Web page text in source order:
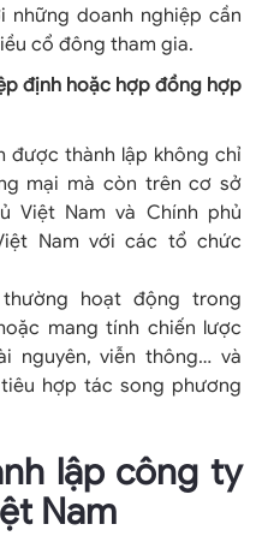
những doanh nghiệp cần
cổ đông tham gia.
định hoặc hợp đồng hợp
được thành lập không chỉ
mại mà còn trên cơ sở
Việt Nam và Chính phủ
Nam với các tổ chức
hoạt động trong
mang tính chiến lược
nguyên, viễn thông… và
hợp tác song phương
lập công ty
Nam